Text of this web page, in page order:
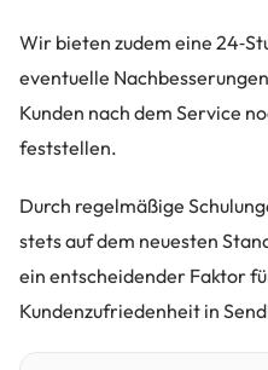
Wir bieten zudem eine
eventuelle
Kunden nach dem Service
feststellen.
Durch regelmäßige
stets auf dem neuesten
ein entscheidender Faktor
Kundenzufriedenheit in